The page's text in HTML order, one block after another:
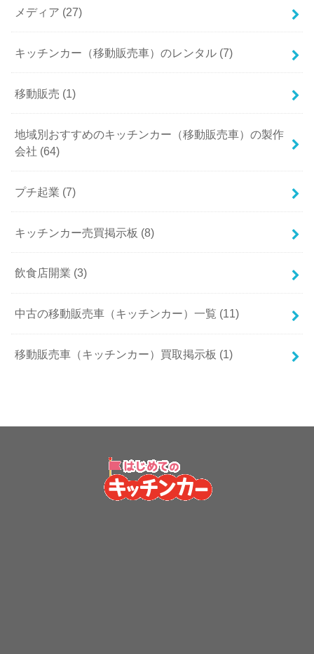
メディア (27)
キッチンカー（移動販売車）のレンタル (7)
移動販売 (1)
地域別おすすめのキッチンカー（移動販売車）の製作
会社 (64)
プチ起業 (7)
キッチンカー売買掲示板 (8)
飲食店開業 (3)
中古の移動販売車（キッチンカー）一覧 (11)
移動販売車（キッチンカー）買取掲示板 (1)